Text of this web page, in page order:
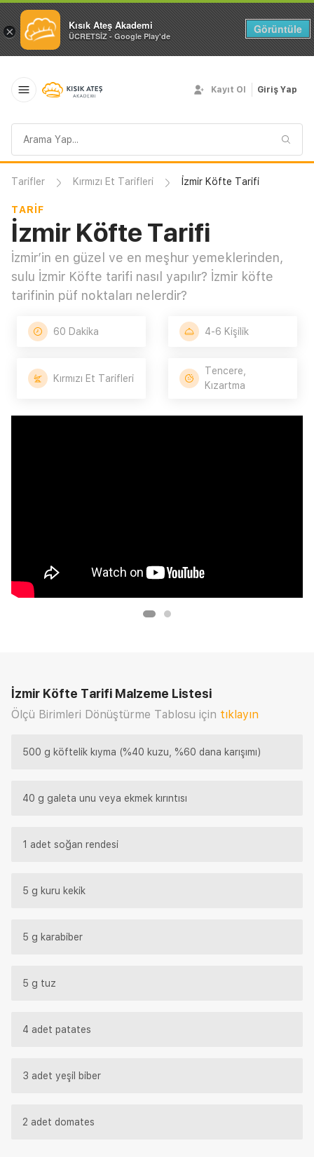
× Kısık Ateş Akademi
ÜCRETSİZ - Google Play'de
Görüntüle
sorgusu
Kayıt Ol Giriş Yap
Tarifler Kırmızı Et Tarifleri İzmir Köfte Tarifi
TARIF
İzmir Köfte Tarifi
İzmir’in en güzel ve en meşhur yemeklerinden,
sulu İzmir Köfte tarifi nasıl yapılır? İzmir köfte
tarifinin püf noktaları nelerdir?
60 Dakika 4-6 Kişilik
Kırmızı Et Tarifleri
Tencere,
Kızartma
İzmir Köfte Tarifi Malzeme Listesi
Ölçü Birimleri Dönüştürme Tablosu için tıklayın
500 g köftelik kıyma (%40 kuzu, %60 dana karışımı)
40 g galeta unu veya ekmek kırıntısı
1 adet soğan rendesi
5 g kuru kekik
5 g karabiber
5 g tuz
4 adet patates
3 adet yeşil biber
2 adet domates